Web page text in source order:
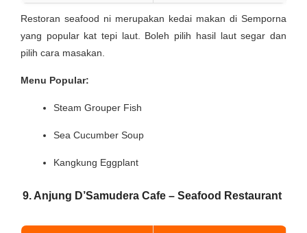
Restoran seafood ni merupakan kedai makan di Semporna
yang popular kat tepi laut. Boleh pilih hasil laut segar dan
pilih cara masakan.
Menu Popular:
Steam Grouper Fish
Sea Cucumber Soup
Kangkung Eggplant
9. Anjung D’Samudera Cafe – Seafood Restaurant